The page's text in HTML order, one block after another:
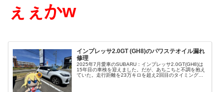
ぇぇかw
インプレッサ2.0GT (GH8)のパワステオイル漏れ
修理
2025年7月愛車のSUBARU：インプレッサ2.0GT(GH8)は
15年目の車検を迎えました。だが、あちこちと不調を抱え
ていた。走行距離を23万キロを超え2回目のタイミングベ